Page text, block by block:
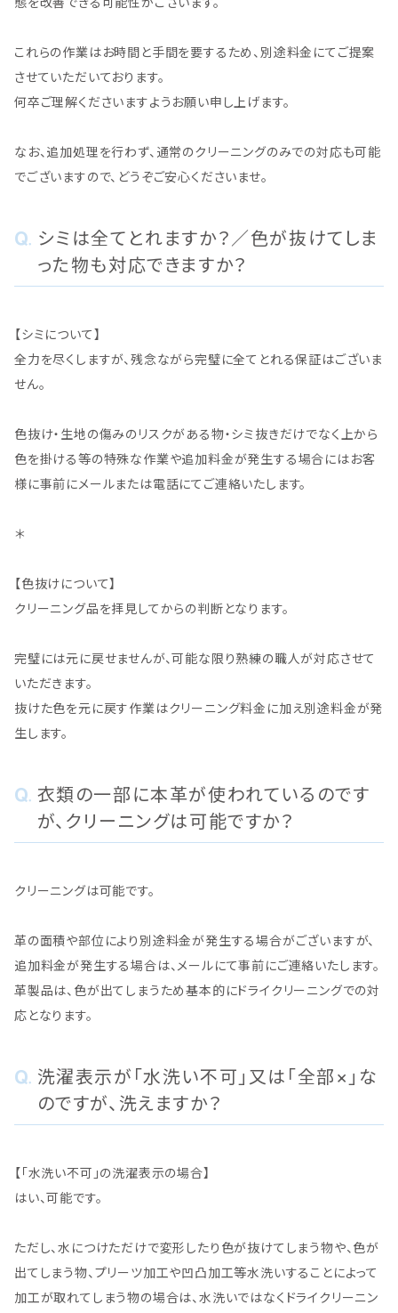
これらの作業はお時間と手間を要するため、別途料金にてご提案
させていただいております。
何卒ご理解くださいますようお願い申し上げます。
なお、追加処理を行わず、通常のクリーニングのみでの対応も可能
でございますので、どうぞご安心くださいませ。
シミは全てとれますか？／色が抜けてしま
った物も対応できますか？
【シミについて】
全力を尽くしますが、残念ながら完璧に全てとれる保証はございま
せん。
色抜け・生地の傷みのリスクがある物・シミ抜きだけでなく上から
色を掛ける等の特殊な作業や追加料金が発生する場合にはお客
様に事前にメールまたは電話にてご連絡いたします。
＊
【色抜けについて】
クリーニング品を拝見してからの判断となります。
完璧には元に戻せませんが、可能な限り熟練の職人が対応させて
いただきます。
抜けた色を元に戻す作業はクリーニング料金に加え別途料金が発
生します。
衣類の一部に本革が使われているのです
が、クリーニングは可能ですか？
クリーニングは可能です。
革の面積や部位により別途料金が発生する場合がございますが、
追加料金が発生する場合は、メールにて事前にご連絡いたします。
革製品は、色が出てしまうため基本的にドライクリーニングでの対
応となります。
洗濯表示が「水洗い不可」又は「全部×」な
のですが、洗えますか？
【「水洗い不可」の洗濯表示の場合】
はい、可能です。
ただし、水につけただけで変形したり色が抜けてしまう物や、色が
出てしまう物、プリーツ加工や凹凸加工等水洗いすることによって
加工が取れてしまう物の場合は、水洗いではなくドライクリーニン